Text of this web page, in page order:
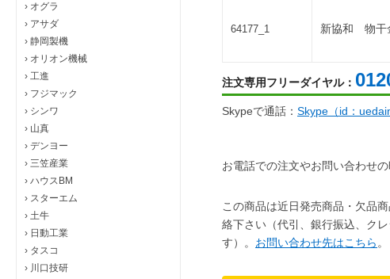
› オグラ
› アサダ
› 静岡製機
› オリオン機械
› 工進
› フジマック
› シンワ
› 山真
› デンヨー
› 三笠産業
› ハウスBM
› スターエム
› 土牛
› 日動工業
› タスコ
› 川口技研
64177_1 新協和 物干
注文専用フリーダイヤル：
Skypeで通話： Skype（id：
お電話での注文やお問い合わせ
この商品は近日発売商品・欠品
絡下さい（代引、銀行振込、ク
す）。 お問い合わせ先はこちら 。